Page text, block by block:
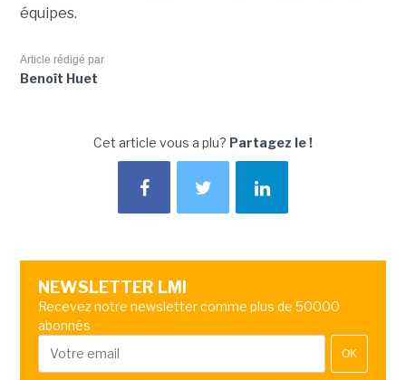
équipes.
Article rédigé par
Benoît Huet
Cet article vous a plu? Partagez le !
NEWSLETTER LMI
Recevez notre newsletter comme plus de 50000
abonnés
OK